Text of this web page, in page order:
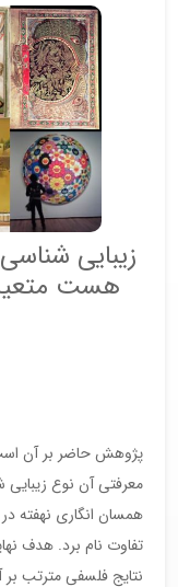
زیبایی
هست
پژوهش حاضر بر آن
معرفتی آن نوع زیبایی
همسان انگاری نهفته
تفاوت نام برد. هدف
نتایج فلسفی مترتب بر